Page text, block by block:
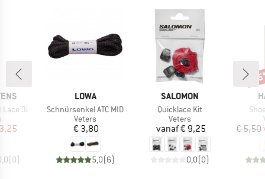
3i
prijs
(0)
MERK
LOWA
Artikel
Schnürsenkel ATC MID
Productgroep
Veters
Prijs
€ 3,80
5,0(6)
MERK
SALOMON
Artikel
Quicklace Kit
Productgroep
Veters
Prijs
vanaf€ 9,25
0,0(0)
€ 5,50
-